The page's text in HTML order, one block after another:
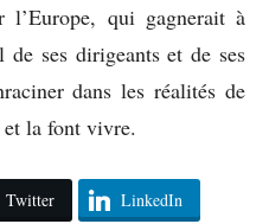
l’Europe, qui gagnerait à
ses dirigeants et de ses
dans les réalités de
la font vivre.
Twitter LinkedIn